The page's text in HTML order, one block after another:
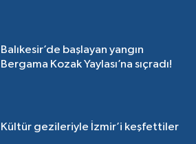
Balıkesir’de başlayan yangın
Bergama Kozak Yaylası’na sıçradı!
Kültür gezileriyle İzmir’i keşfettiler